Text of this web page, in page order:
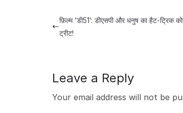
फ़िल्म ‘डी51’: डीएसपी और धनुष का हैट-ट्रिक
ट्रीट!
Leave a Reply
Your email address will not be